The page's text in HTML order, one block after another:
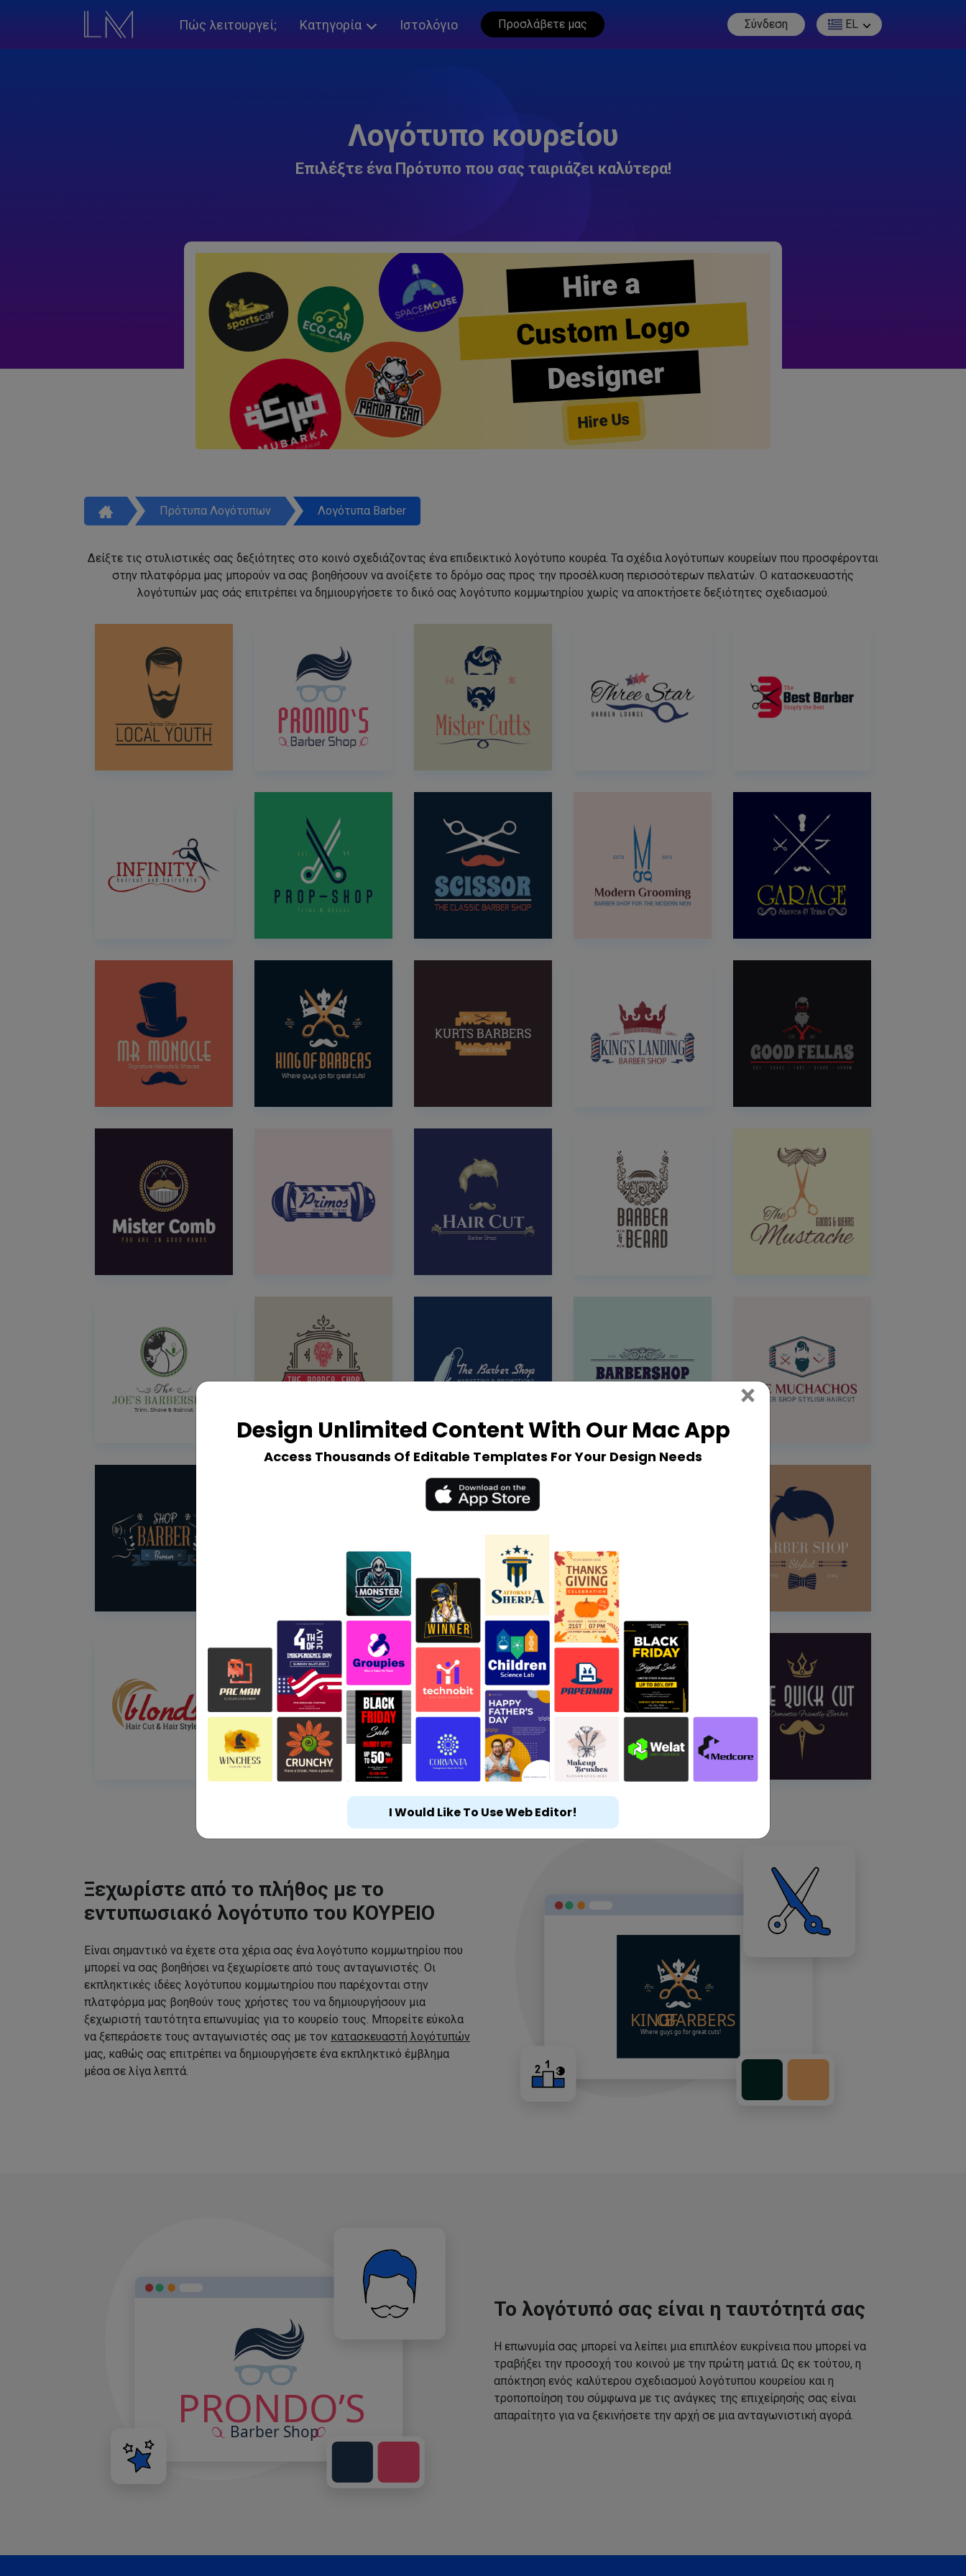
Πώς λειτουργεί; Κατηγορία Ιστολόγιο Προσλάβετε μας Σύνδεση EL
Λογότυπο κουρείου
Επιλέξτε ένα Πρότυπο που σας ταιριάζει καλύτερα!
Hire a
Custom Logo
Designer
Hire Us
Πρότυπα Λογότυπων Λογότυπα Barber
Δείξτε τις στυλιστικές σας δεξιότητες στο κοινό σχεδιάζοντας ένα επιδεικτικό λογότυπο κουρέα. Τα σχέδια λογότυπων κουρείων που προσφέρονται
στην πλατφόρμα μας μπορούν να σας βοηθήσουν να ανοίξετε το δρόμο σας προς την προσέλκυση περισσότερων πελατών. Ο κατασκευαστής
λογότυπών μας σάς επιτρέπει να δημιουργήσετε το δικό σας λογότυπο κομμωτηρίου χωρίς να αποκτήσετε δεξιότητες σχεδιασμού.
Ξεχωρίστε από το πλήθος με το
εντυπωσιακό λογότυπο του ΚΟΥΡΕΙΟ
Είναι σημαντικό να έχετε στα χέρια σας ένα λογότυπο κομμωτηρίου που
μπορεί να σας βοηθήσει να ξεχωρίσετε από τους ανταγωνιστές. Οι
εκπληκτικές ιδέες λογότυπου κομμωτηρίου που παρέχονται στην
πλατφόρμα μας βοηθούν τους χρήστες του να δημιουργήσουν μια
ξεχωριστή ταυτότητα επωνυμίας για το κουρείο τους. Μπορείτε εύκολα
να ξεπεράσετε τους ανταγωνιστές σας με τον κατασκευαστή λογότυπών
μας, καθώς σας επιτρέπει να δημιουργήσετε ένα εκπληκτικό έμβλημα
μέσα σε λίγα λεπτά.
Το λογότυπό σας είναι η ταυτότητά σας
Η επωνυμία σας μπορεί να λείπει μια επιπλέον ευκρίνεια που μπορεί να
τραβήξει την προσοχή του κοινού με την πρώτη ματιά. Ως εκ τούτου, η
απόκτηση ενός καλύτερου σχεδιασμού λογότυπου κουρείου και η
τροποποίηση του σύμφωνα με τις ανάγκες της επιχείρησής σας είναι
απαραίτητο για να ξεκινήσετε την αρχή σε μια ανταγωνιστική αγορά.
Design Unlimited Content With Our Mac App
Access Thousands Of Editable Templates For Your Design Needs
× Close
I Would Like To Use Web Editor!